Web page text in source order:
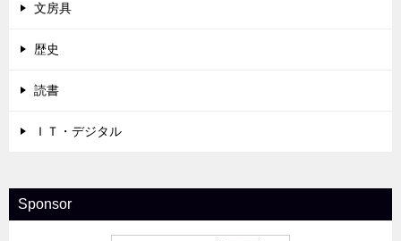
文房具
歴史
読書
ＩＴ・デジタル
Sponsor